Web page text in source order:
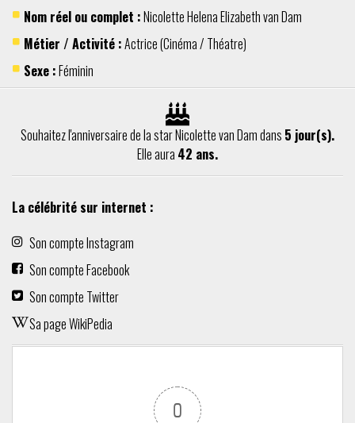
Nom réel ou complet :Nicolette Helena Elizabeth van Dam
Métier / Activité :Actrice(Cinéma / Théatre)
Sexe :Féminin
Souhaitez l'anniversaire de la star Nicolette van Dam dans 5 jour(s).
Elle aura 42 ans.
La célébrité sur internet :
Son compte Instagram
Son compte Facebook
Son compte Twitter
Sa page WikiPedia
0